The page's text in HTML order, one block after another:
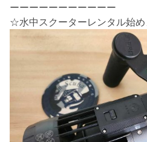
ーーーーーーーーーーー
☆水中スクーターレンタル始